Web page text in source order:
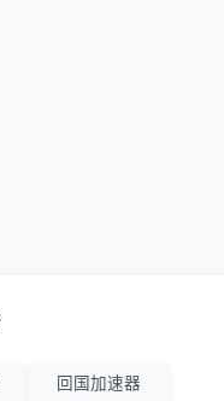
回国加速器